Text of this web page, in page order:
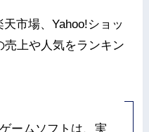
市場、Yahoo!ショッ
売上や人気をランキン
ームソフトは、実